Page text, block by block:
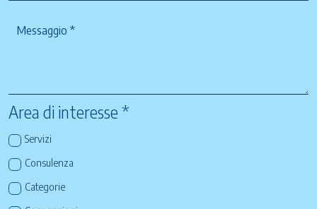
Area di interesse *
Servizi
Consulenza
Categorie